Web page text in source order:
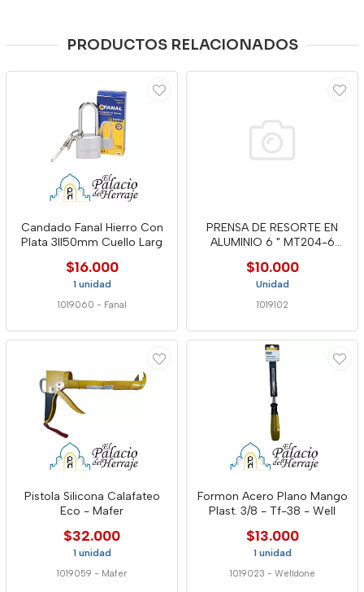
PRODUCTOS RELACIONADOS
Candado Fanal Hierro Con
Plata 3ll50mm Cuello Larg
$16.000
1 unidad
1019060 - Fanal
PRENSA DE RESORTE EN
ALUMINIO 6 " MT204-6
$10.000
Unidad
1019102
Pistola Silicona Calafateo
Eco - Mafer
$32.000
1 unidad
1019059 - Mafer
Formon Acero Plano Mango
Plast. 3/8 - Tf-38 - Well
$13.000
1 unidad
1019023 - Welldone